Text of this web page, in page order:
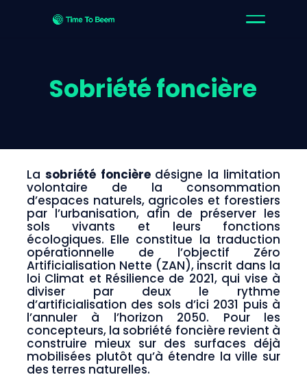
Sobriété foncière
La sobriété foncièredésigne la limitation
volontaire de la consommation
d’espaces naturels, agricoles et forestiers
par l’urbanisation, afin de préserver les
sols vivants et leurs fonctions
écologiques. Elle constitue la traduction
opérationnelle de l’objectif Zéro
Artificialisation Nette (ZAN), inscrit dans la
loi Climat et Résilience de 2021, qui vise à
diviser par deux le rythme
d’artificialisation des sols d’ici 2031 puis à
l’annuler à l’horizon 2050. Pour les
concepteurs, la sobriété foncière revient à
construire mieux sur des surfaces déjà
mobilisées plutôt qu’à étendre la ville sur
des terres naturelles.